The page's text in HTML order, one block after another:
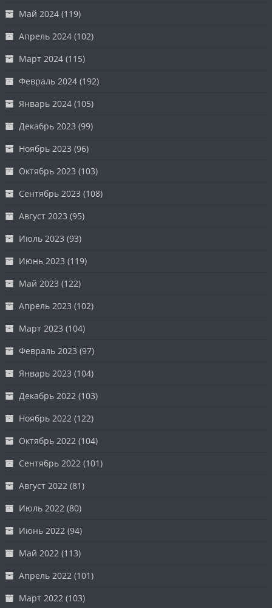
Май 2024 (119)
Апрель 2024 (102)
Март 2024 (115)
Февраль 2024 (192)
Январь 2024 (105)
Декабрь 2023 (99)
Ноябрь 2023 (96)
Октябрь 2023 (103)
Сентябрь 2023 (108)
Август 2023 (95)
Июль 2023 (93)
Июнь 2023 (119)
Май 2023 (122)
Апрель 2023 (102)
Март 2023 (104)
Февраль 2023 (97)
Январь 2023 (104)
Декабрь 2022 (103)
Ноябрь 2022 (122)
Октябрь 2022 (104)
Сентябрь 2022 (101)
Август 2022 (81)
Июль 2022 (80)
Июнь 2022 (94)
Май 2022 (113)
Апрель 2022 (101)
Март 2022 (103)